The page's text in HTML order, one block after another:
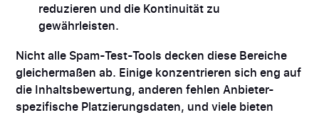
reduzieren und die Kontinuität zu
gewährleisten.
Nicht alle Spam-Test-Tools decken diese Bereiche
gleichermaßen ab. Einige konzentrieren sich eng auf
die Inhaltsbewertung, anderen fehlen Anbieter-
spezifische Platzierungsdaten, und viele bieten